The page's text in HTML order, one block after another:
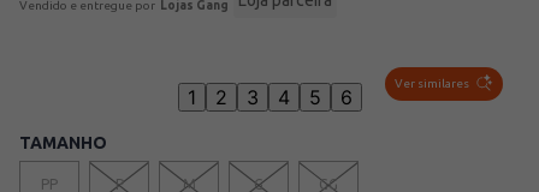
Lojas Gang
Ver similares
1 2 3 4 5 6
TAMANHO
PP P M G GG